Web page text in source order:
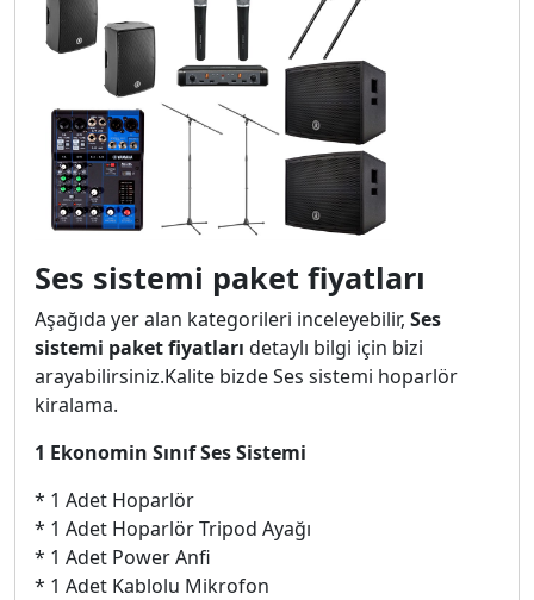
Ses sistemi paket fiyatları
Aşağıda yer alan kategorileri inceleyebilir, Ses
sistemi paket fiyatları detaylı bilgi için bizi
arayabilirsiniz.Kalite bizde Ses sistemi hoparlör
kiralama.
1 Ekonomin Sınıf Ses Sistemi
* 1 Adet Hoparlör
* 1 Adet Hoparlör Tripod Ayağı
* 1 Adet Power Anfi
* 1 Adet Kablolu Mikrofon